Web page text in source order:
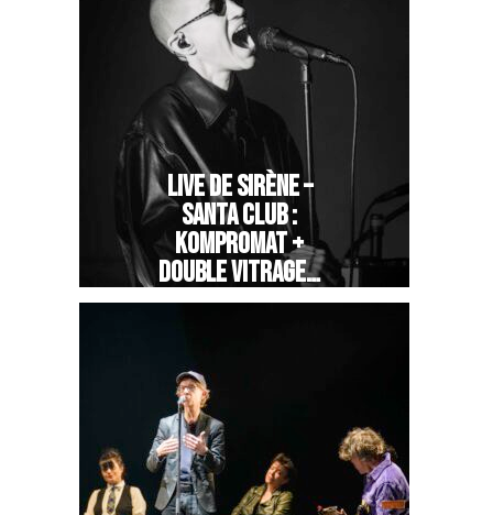
LIVE DE SIRÈNE –
SANTA CLUB :
KOMPROMAT +
DOUBLE VITRAGE…